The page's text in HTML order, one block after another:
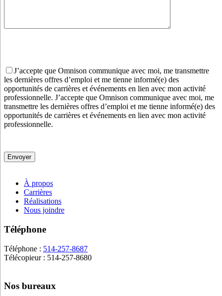
laisser
ce
champ
vide.
J’accepte que Omnison communique avec moi, me transmettre
les dernières offres d’emploi et me tienne informé(e) des
opportunités de carrières et événements en lien avec mon activité
professionnelle. J’accepte que Omnison communique avec moi, me
transmettre les dernières offres d’emploi et me tienne informé(e) des
opportunités de carrières et événements en lien avec mon activité
professionnelle.
À propos
Carrières
Réalisations
Nous joindre
Téléphone
Téléphone : 514-257-8687
Télécopieur : 514-257-8680
Nos bureaux